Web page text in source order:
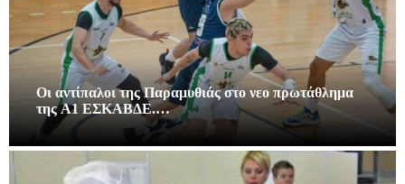
Οι αντίπαλοι της Παραμυθιάς στο νεο πρωτάθλημα
της A1 ΕΣΚΑΒΔΕ.…